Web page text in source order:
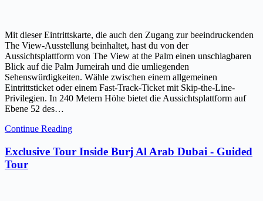
Mit dieser Eintrittskarte, die auch den Zugang zur beeindruckenden
The View-Ausstellung beinhaltet, hast du von der
Aussichtsplattform von The View at the Palm einen unschlagbaren
Blick auf die Palm Jumeirah und die umliegenden
Sehenswürdigkeiten. Wähle zwischen einem allgemeinen
Eintrittsticket oder einem Fast-Track-Ticket mit Skip-the-Line-
Privilegien. In 240 Metern Höhe bietet die Aussichtsplattform auf
Ebene 52 des…
Continue Reading
Exclusive Tour Inside Burj Al Arab Dubai - Guided
Tour